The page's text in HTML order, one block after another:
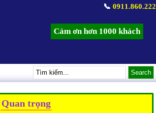
📞 0911.860.222
Cảm ơn hơn 1000 khách
Quan trọng